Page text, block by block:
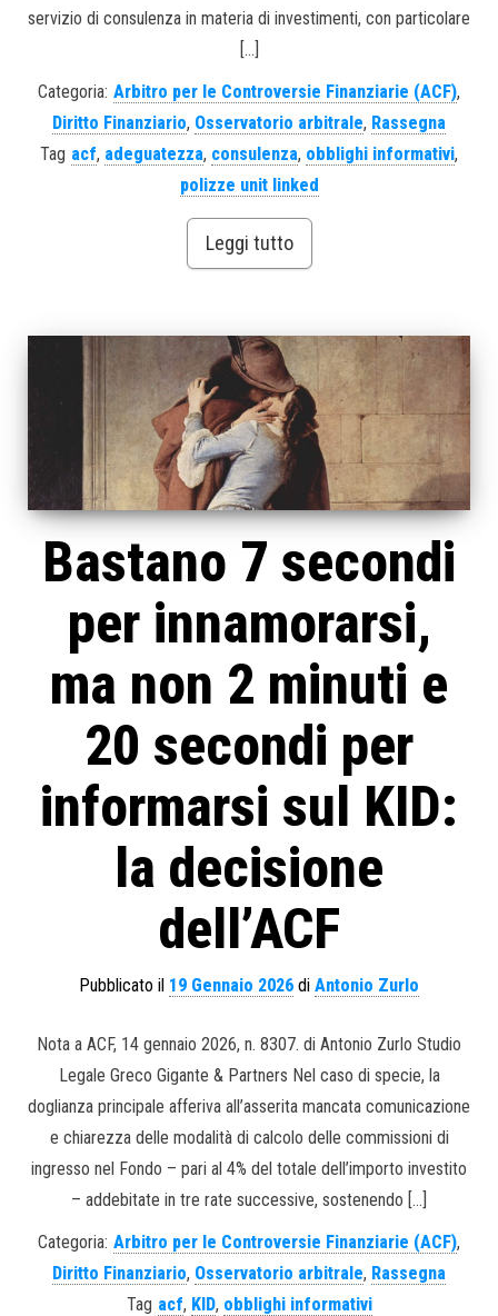
servizio di consulenza in materia di investimenti, con particolare
[…]
Categoria: Arbitro per le Controversie Finanziarie (ACF),
Diritto Finanziario, Osservatorio arbitrale, Rassegna
Tag acf, adeguatezza, consulenza, obblighi informativi,
polizze unit linked
Leggi tutto
Bastano 7 secondi
per innamorarsi,
ma non 2 minuti e
20 secondi per
informarsi sul KID:
la decisione
dell’ACF
Pubblicato il 19 Gennaio 2026 di Antonio Zurlo
Nota a ACF, 14 gennaio 2026, n. 8307. di Antonio Zurlo Studio
Legale Greco Gigante & Partners Nel caso di specie, la
doglianza principale afferiva all’asserita mancata comunicazione
e chiarezza delle modalità di calcolo delle commissioni di
ingresso nel Fondo – pari al 4% del totale dell’importo investito
– addebitate in tre rate successive, sostenendo […]
Categoria: Arbitro per le Controversie Finanziarie (ACF),
Diritto Finanziario, Osservatorio arbitrale, Rassegna
Tag acf, KID, obblighi informativi